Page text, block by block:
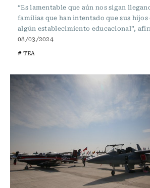
“Es lamentable que aún nos sigan
familias que han intentado que sus hijos
algún establecimiento educacional”,
08/03/2024
# TEA